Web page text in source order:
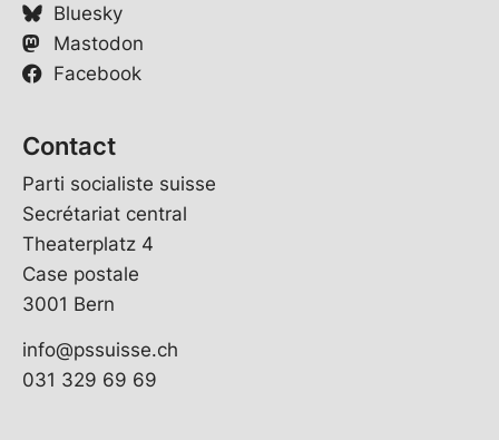
Bluesky
Mastodon
Facebook
Contact
Parti socialiste suisse
Secrétariat central
Theaterplatz 4
Case postale
3001 Bern
info@pssuisse.ch
031 329 69 69